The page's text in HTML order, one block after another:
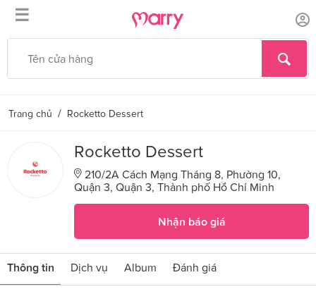
☰
Trang chủ / Rocketto Dessert
Rocketto Dessert
210/2A Cách Mạng Tháng 8, Phường 10,
Quận 3, Quận 3, Thành phố Hồ Chí Minh
Nhận báo giá
Thông tin Dịch vụ Album Đánh giá